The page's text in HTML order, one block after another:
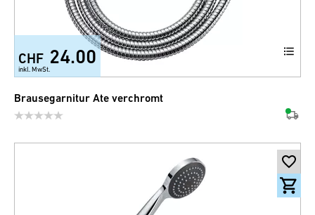
CHF 24.00
inkl. MwSt.
Brausegarnitur Ate verchromt